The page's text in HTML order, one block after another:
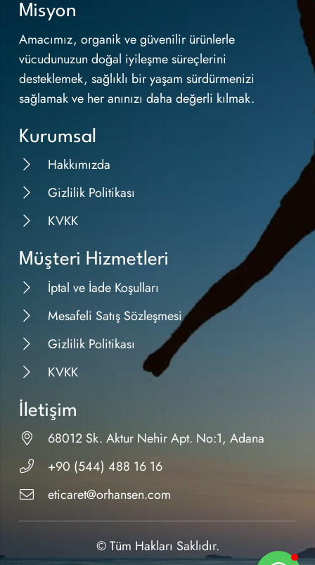
Misyon
Amacımız, organik ve güvenilir ürünlerle
vücudunuzun doğal iyileşme süreçlerini
desteklemek, sağlıklı bir yaşam sürdürmenizi
sağlamak ve her anınızı daha değerli kılmak.
Kurumsal
Hakkımızda
Gizlilik Politikası
KVKK
Müşteri Hizmetleri
İptal ve İade Koşulları
Mesafeli Satış Sözleşmesi
Gizlilik Politikası
KVKK
İletişim
68012 Sk. Aktur Nehir Apt. No:1, Adana
+90 (544) 488 16 16
eticaret@orhansen.com
© Tüm Hakları Saklıdır.